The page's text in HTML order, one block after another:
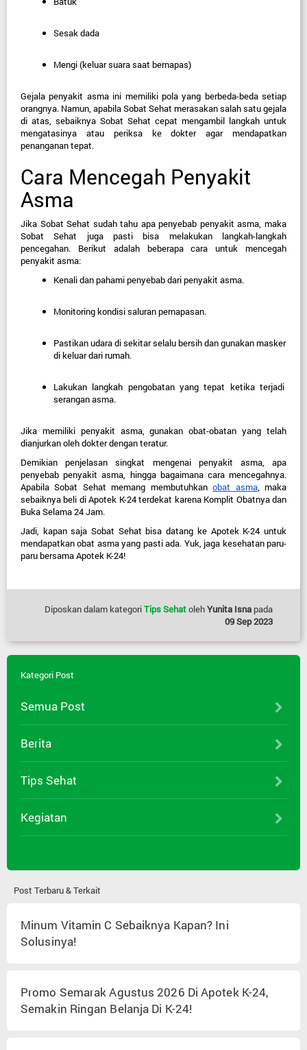
Sesak dada
Mengi (keluar suara saat bernapas)
Gejala penyakit asma ini memiliki pola yang berbeda-beda setiap
orangnya. Namun, apabila Sobat Sehat merasakan salah satu gejala
di atas, sebaiknya Sobat Sehat cepat mengambil langkah untuk
mengatasinya atau periksa ke dokter agar mendapatkan
penanganan tepat.
Cara Mencegah Penyakit
Asma
Jika Sobat Sehat sudah tahu apa penyebab penyakit asma, maka
Sobat Sehat juga pasti bisa melakukan langkah-langkah
pencegahan. Berikut adalah beberapa cara untuk mencegah
penyakit asma:
Kenali dan pahami penyebab dari penyakit asma.
Monitoring kondisi saluran pernapasan.
Pastikan udara di sekitar selalu bersih dan gunakan masker
di keluar dari rumah.
Lakukan langkah pengobatan yang tepat ketika terjadi
serangan asma.
Jika memiliki penyakit asma, gunakan obat-obatan yang telah
dianjurkan oleh dokter dengan teratur.
Demikian penjelasan singkat mengenai penyakit asma, apa
penyebab penyakit asma, hingga bagaimana cara mencegahnya.
Apabila Sobat Sehat memang membutuhkan obat asma, maka
sebaiknya beli di Apotek K-24 terdekat karena Komplit Obatnya dan
Buka Selama 24 Jam.
Jadi, kapan saja Sobat Sehat bisa datang ke Apotek K-24 untuk
mendapatkan obat asma yang pasti ada. Yuk, jaga kesehatan paru-
paru bersama Apotek K-24!
Diposkan dalam kategoriTips SehatolehYunita Isna pada
09 Sep 2023
Kategori Post
Semua Post
Berita
Tips Sehat
Kegiatan
Post Terbaru & Terkait
Minum Vitamin C Sebaiknya Kapan? Ini
Solusinya!
Promo Semarak Agustus 2026 Di Apotek K-24,
Semakin Ringan Belanja Di K-24!